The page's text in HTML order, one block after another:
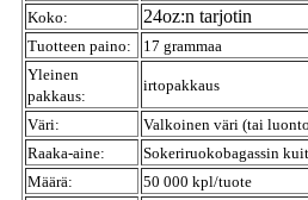
Koko:
24oz:n tarjotin
Tuotteen paino:
17 grammaa
Yleinen
pakkaus:
irtopakkaus
Väri:
Valkoinen väri (tai
Raaka-aine:
Sokeriruokobagassin
Määrä:
50 000 kpl/tuote